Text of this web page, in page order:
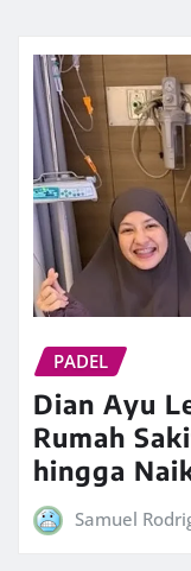
PADEL
Dian Ayu
Rumah
hingga
Samuel